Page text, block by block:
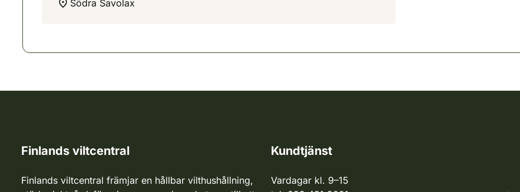
Södra Savolax
Finlands viltcentral
Finlands viltcentral främjar en hållbar vilthushållning,
Kundtjänst
Vardagar kl. 9–15